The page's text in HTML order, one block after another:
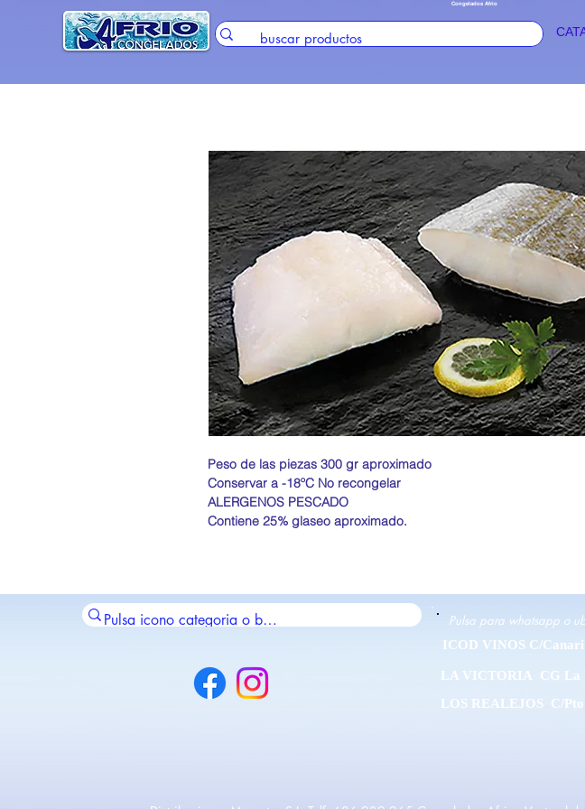
Congelados Afrio
Peso de las piezas 300 gr aproximado
Conservar a -18ºC No recongelar
ALERGENOS PESCADO
Contiene 25% glaseo aproximado.
ICOD VINOS C/
LA VICTORIA CG La
LOS REALEJOS C/
Pulsa para whatsapp o